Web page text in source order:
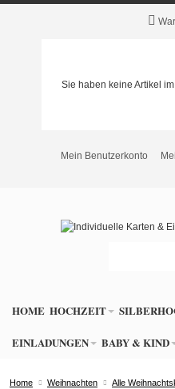
Sie haben keine Artikel
Mein Benutzerkonto
HOME HOCHZEIT
EINLADUNGEN BABY & KIND
Home Weihnachten
Alle